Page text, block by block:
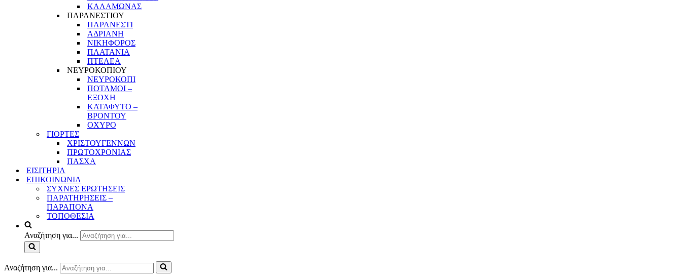
ΚΑΛΑΜΩΝΑΣ
ΠΑΡΑΝΕΣΤΙΟΥ
ΠΑΡΑΝΕΣΤΙ
ΑΔΡΙΑΝΗ
ΝΙΚΗΦΟΡΟΣ
ΠΛΑΤΑΝΙΑ
ΠΤΕΛΕΑ
ΝΕΥΡΟΚΟΠΙΟΥ
ΝΕΥΡΟΚΟΠΙ
ΠΟΤΑΜΟΙ –
ΕΞΟΧΗ
ΚΑΤΑΦΥΤΟ –
ΒΡΟΝΤΟΥ
ΟΧΥΡΟ
ΓΙΟΡΤΕΣ
ΧΡΙΣΤΟΥΓΕΝΝΩΝ
ΠΡΩΤΟΧΡΟΝΙΑΣ
ΠΑΣΧΑ
ΕΙΣΙΤΗΡΙΑ
ΕΠΙΚΟΙΝΩΝΙΑ
ΣΥΧΝΕΣ ΕΡΩΤΗΣΕΙΣ
ΠΑΡΑΤΗΡΗΣΕΙΣ –
ΠΑΡΑΠΟΝΑ
ΤΟΠΟΘΕΣΙΑ
Αναζήτηση για...
Αναζήτηση για...